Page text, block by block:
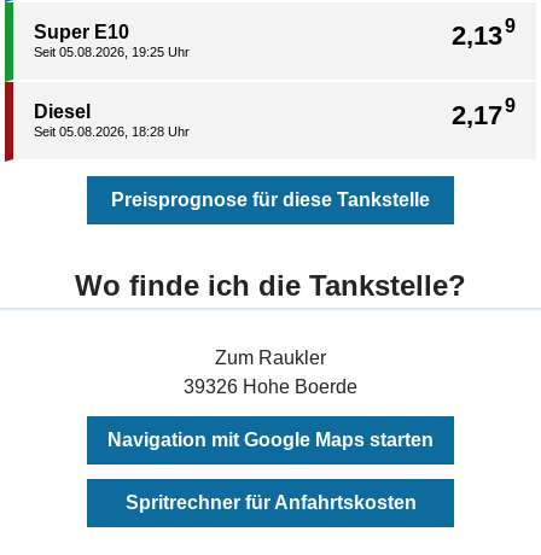
2,139
Super E10
Seit 05.08.2026, 19:25 Uhr
2,179
Diesel
Seit 05.08.2026, 18:28 Uhr
Preisprognose für diese Tankstelle
Wo finde ich die Tankstelle?
Zum Raukler
39326 Hohe Boerde
Navigation mit Google Maps starten
Spritrechner für Anfahrtskosten